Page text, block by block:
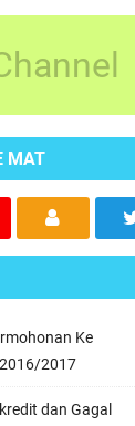
MAT
Ke
2017
dan Gagal